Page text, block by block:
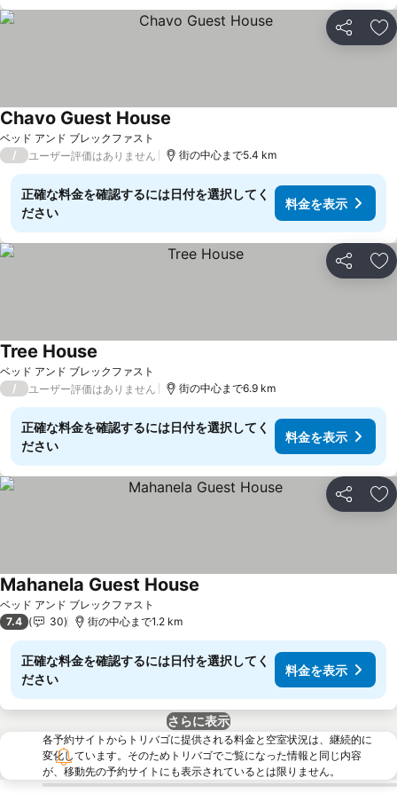
シェア お
ベッド アンド ブレックファスト
Chavo Guest House
/ ユーザー評価はありません 街の中心まで5.4 km
正確な料金を確認するには日付を選択してく
ださい
料金を表示
シェア お
ベッド アンド ブレックファスト
Tree House
/ ユーザー評価はありません 街の中心まで6.9 km
正確な料金を確認するには日付を選択してく
ださい
料金を表示
シェア お
ベッド アンド ブレックファスト
Mahanela Guest House
7.4 30 街の中心まで1.2 km
正確な料金を確認するには日付を選択してく
ださい
料金を表示
さらに表示
各予約サイトからトリバゴに提供される料金と空室状況は、継続的に
変化しています。そのためトリバゴでご覧になった情報と同じ内容
が、移動先の予約サイトにも表示されているとは限りません。